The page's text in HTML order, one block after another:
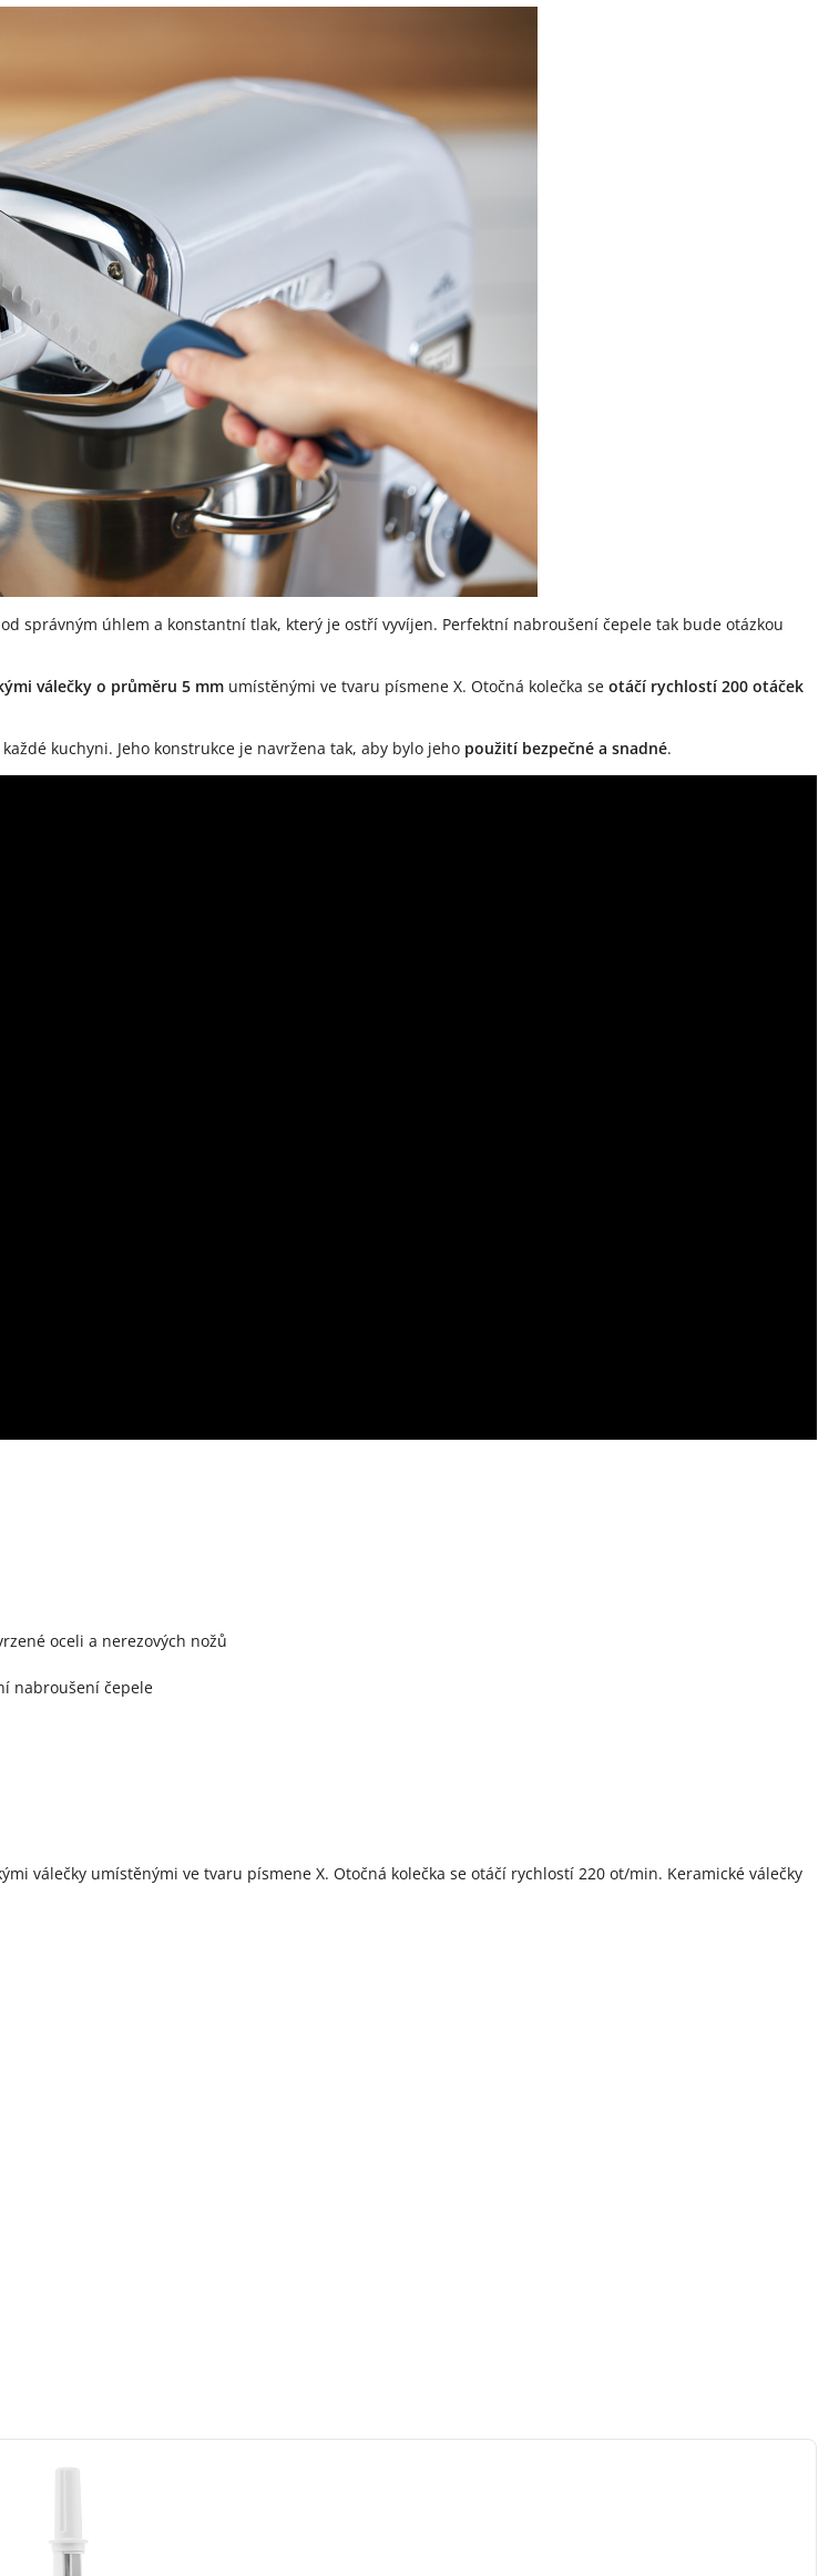
správným úhlem a konstantní tlak, který je ostří vyvíjen. Perfektní nabroušení čepele tak bude otázkou
válečky o průměru 5 mm umístěnými ve tvaru písmene X. Otočná kolečka se otáčí rychlostí 200 otáček
kuchyni. Jeho konstrukce je navržena tak, aby bylo jeho použití bezpečné a snadné.
oceli a nerezových nožů
nabroušení čepele
válečky umístěnými ve tvaru písmene X. Otočná kolečka se otáčí rychlostí 220 ot/min. Keramické válečky